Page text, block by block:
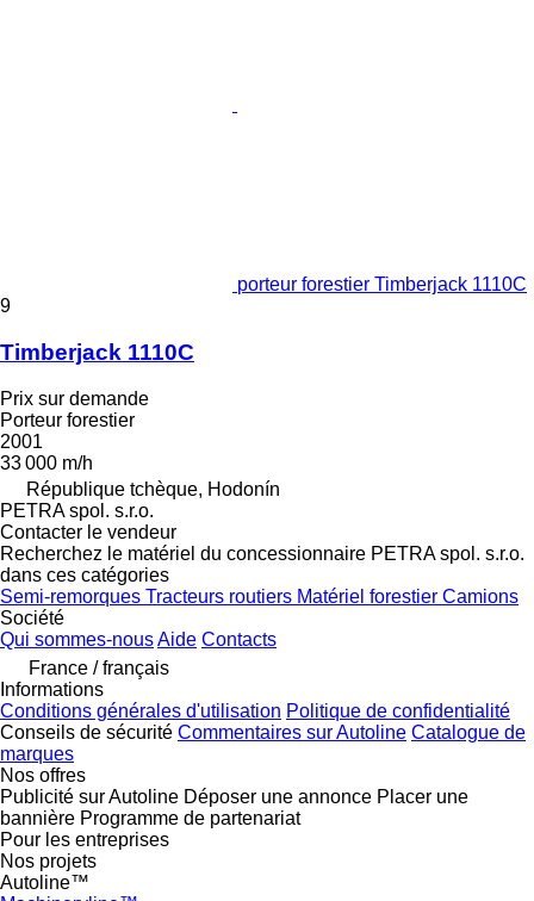
porteur forestier Timberjack 1110C
9
Timberjack 1110C
Prix sur demande
Porteur forestier
2001
33 000 m/h
République tchèque, Hodonín
PETRA spol. s.r.o.
Contacter le vendeur
Recherchez le matériel du concessionnaire PETRA spol. s.r.o.
dans ces catégories
Semi-remorques Tracteurs routiers Matériel forestier Camions
Société
Qui sommes-nousAide Contacts
France / français
Informations
Conditions générales d'utilisation Politique de confidentialité
Conseils de sécurité Commentaires sur Autoline Catalogue de
marques
Nos offres
Publicité sur Autoline Déposer une annonce Placer une
bannière Programme de partenariat
Pour les entreprises
Nos projets
Autoline™